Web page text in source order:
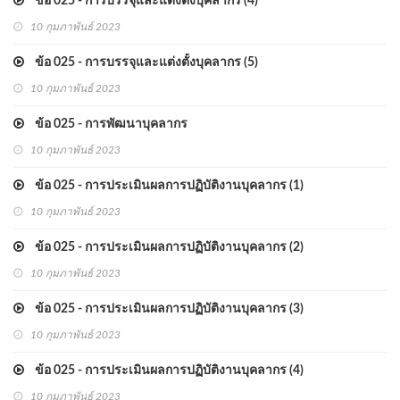
10 กุมภาพันธ์ 2023
ข้อ 025 - การบรรจุและแต่งตั้งบุคลากร (5)
10 กุมภาพันธ์ 2023
ข้อ 025 - การพัฒนาบุคลากร
10 กุมภาพันธ์ 2023
ข้อ 025 - การประเมินผลการปฏิบัติงานบุคลากร (1)
10 กุมภาพันธ์ 2023
ข้อ 025 - การประเมินผลการปฏิบัติงานบุคลากร (2)
10 กุมภาพันธ์ 2023
ข้อ 025 - การประเมินผลการปฏิบัติงานบุคลากร (3)
10 กุมภาพันธ์ 2023
ข้อ 025 - การประเมินผลการปฏิบัติงานบุคลากร (4)
10 กุมภาพันธ์ 2023